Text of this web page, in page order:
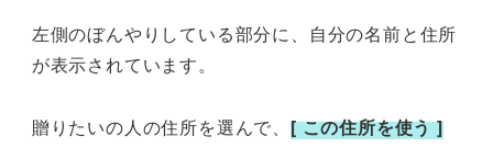
左側のぼんやりしている部分に、自分の名前と住所
が表示されています。
贈りたいの人の住所を選んで、 [ この住所を使う ]